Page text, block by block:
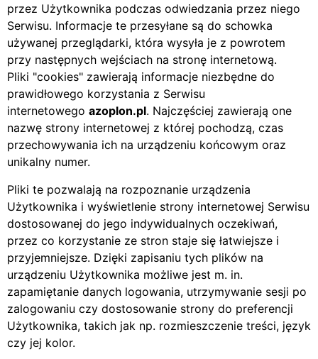
przez Użytkownika podczas odwiedzania przez niego
Serwisu. Informacje te przesyłane są do schowka
używanej przeglądarki, która wysyła je z powrotem
przy następnych wejściach na stronę internetową.
Pliki cookies zawierają informacje niezbędne do
prawidłowego korzystania z Serwisu
internetowego azoplon.pl. Najczęściej zawierają one
nazwę strony internetowej z której pochodzą, czas
przechowywania ich na urządzeniu końcowym oraz
unikalny numer.
Pliki te pozwalają na rozpoznanie urządzenia
Użytkownika i wyświetlenie strony internetowej Serwisu
dostosowanej do jego indywidualnych oczekiwań,
przez co korzystanie ze stron staje się łatwiejsze i
przyjemniejsze. Dzięki zapisaniu tych plików na
urządzeniu Użytkownika możliwe jest m. in.
zapamiętanie danych logowania, utrzymywanie sesji po
zalogowaniu czy dostosowanie strony do preferencji
Użytkownika, takich jak np. rozmieszczenie treści, język
czy jej kolor.